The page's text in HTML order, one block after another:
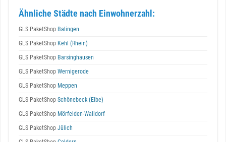
Ähnliche Städte nach Einwohnerzahl:
GLS PaketShop Balingen
GLS PaketShop Kehl (Rhein)
GLS PaketShop Barsinghausen
GLS PaketShop Wernigerode
GLS PaketShop Meppen
GLS PaketShop Schönebeck (Elbe)
GLS PaketShop Mörfelden-Walldorf
GLS PaketShop Jülich